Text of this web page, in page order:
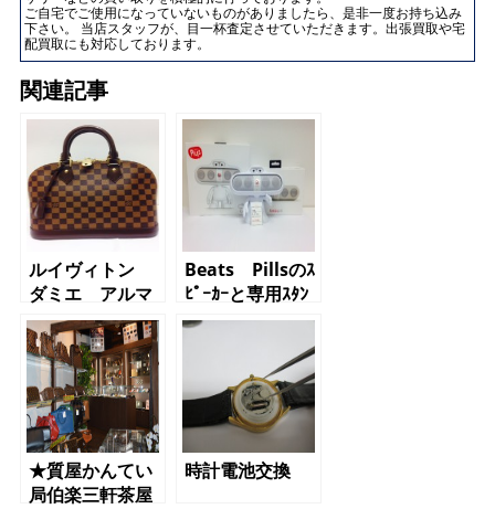
ご自宅でご使用になっていないものがありましたら、是非一度お持ち込み
下さい。 当店スタッフが、目一杯査定させていただきます。出張買取や宅
配買取にも対応しております。
関連記事
ルイヴィトン
ダミエ アルマ
PM
Beats Pillsのｽ
ﾋﾟｰｶｰと専用ｽﾀﾝ
ﾄﾞ
★質屋かんてい
局伯楽三軒茶屋
時計電池交換